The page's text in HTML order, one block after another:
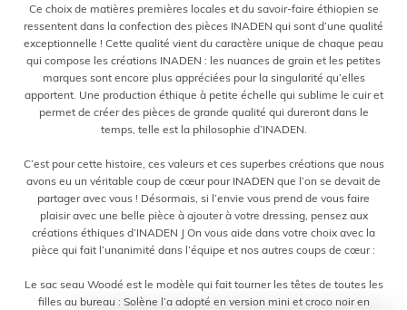
Ce choix de matières premières locales et du savoir-faire éthiopien se
ressentent dans la confection des pièces INADEN qui sont d’une qualité
exceptionnelle ! Cette qualité vient du caractère unique de chaque peau
qui compose les créations INADEN : les nuances de grain et les petites
marques sont encore plus appréciées pour la singularité qu’elles
apportent. Une production éthique à petite échelle qui sublime le cuir et
permet de créer des pièces de grande qualité qui dureront dans le
temps, telle est la philosophie d’INADEN.
C’est pour cette histoire, ces valeurs et ces superbes créations que nous
avons eu un véritable coup de cœur pour INADEN que l’on se devait de
partager avec vous ! Désormais, si l’envie vous prend de vous faire
plaisir avec une belle pièce à ajouter à votre dressing, pensez aux
créations éthiques d’INADEN J On vous aide dans votre choix avec la
pièce qui fait l’unanimité dans l’équipe et nos autres coups de cœur :
Le sac seau Woodé est le modèle qui fait tourner les têtes de toutes les
filles au bureau : Solène l’a adopté en version mini et croco noir en